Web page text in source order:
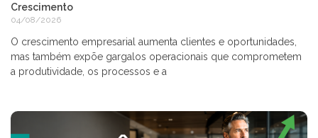
Crescimento
04/08/2026
O crescimento empresarial aumenta clientes e oportunidades,
mas também expõe gargalos operacionais que comprometem
a produtividade, os processos e a